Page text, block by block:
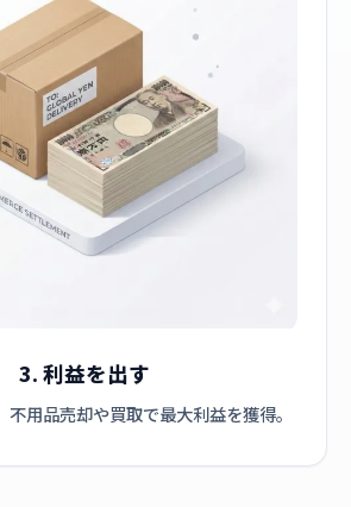
3. 利益を出す
不用品売却や買取で最大利益を獲得。